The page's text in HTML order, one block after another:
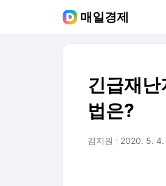
매일경제
긴급재
법은?
김지원 2020. 5. 4.